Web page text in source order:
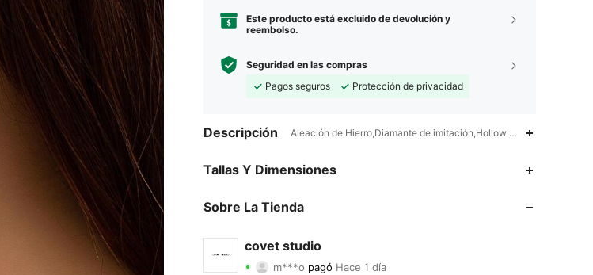
Este producto está excluido de devolución y
reembolso.
Seguridad en las compras
Pagos seguros
Protección de privacidad
Descripción Aleación de Hierro,Diamante de imitación,Hollow Out,Hierro
Tallas Y Dimensiones
Sobre La Tienda
covet studio
4,93
4,93
m***opagó
a***sseguidoHace 11 horas